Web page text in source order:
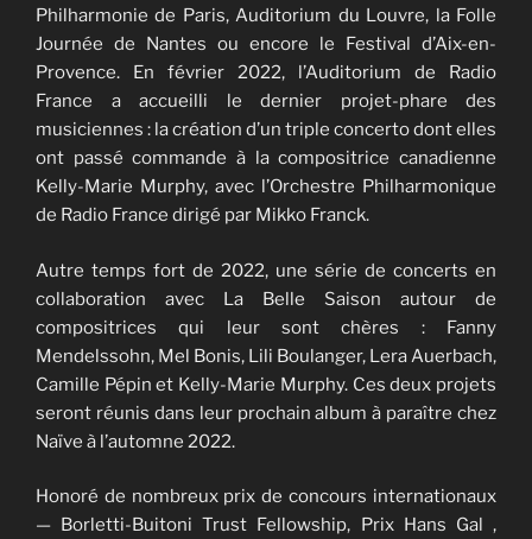
Philharmonie de Paris, Auditorium du Louvre, la Folle
Journée de Nantes ou encore le Festival d’Aix-en-
Provence. En février 2022, l’Auditorium de Radio
France a accueilli le dernier projet-phare des
musiciennes : la création d’un triple concerto dont elles
ont passé commande à la compositrice canadienne
Kelly-Marie Murphy, avec l’Orchestre Philharmonique
de Radio France dirigé par Mikko Franck.
Autre temps fort de 2022, une série de concerts en
collaboration avec La Belle Saison autour de
compositrices qui leur sont chères : Fanny
Mendelssohn, Mel Bonis, Lili Boulanger, Lera Auerbach,
Camille Pépin et Kelly-Marie Murphy. Ces deux projets
seront réunis dans leur prochain album à paraître chez
Naïve à l’automne 2022.
Honoré de nombreux prix de concours internationaux
— Borletti-Buitoni Trust Fellowship, Prix Hans Gal ,